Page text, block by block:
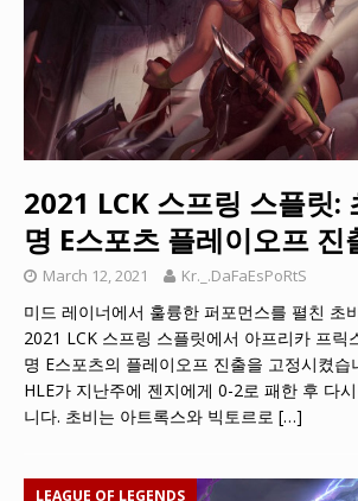
2021 LCK 스프링 스플릿:
명 E스포츠 플레이오프 진
March 12, 2021 Kr._.DaFaEsPoRtS
미드 레이너에서 훌륭한 퍼포먼스를 펼친 초
2021 LCK 스프링 스플릿에서 아프리카 프릭
명 E스포츠의 플레이오프 진출을 고정시켰습
HLE가 지난주에 젠지에게 0-2로 패한 후 다
니다. 초비는 아트록스와 빅토르로 […]
LEAGUE OF LEGENDS